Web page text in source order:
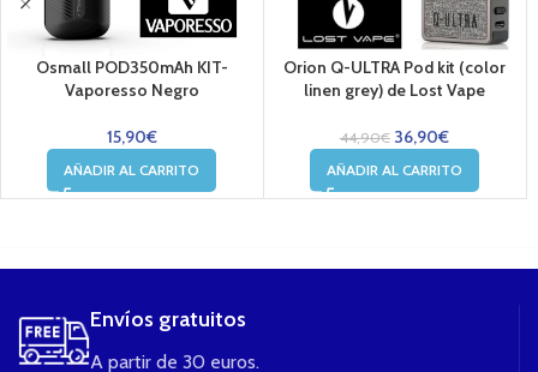
Osmall POD350mAh KIT-
Vaporesso Negro
15,90€
AÑADIR AL CARRITO
Orion Q-ULTRA Pod kit (color
linen grey) de Lost Vape
44,90€ 36,90€
AÑADIR AL CARRITO
Envíos gratuitos
A partir de 30 euros.